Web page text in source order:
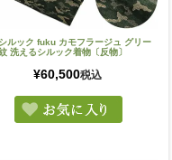
ルック fuku カモフラージュ グリー
洗えるシルック着物〔反物〕
¥60,500税込